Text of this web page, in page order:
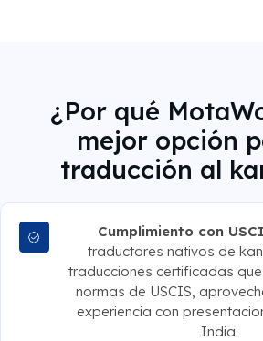
¿Por qué
mejor opción
traducción al
Cumplimiento con
traductores nativos de
traducciones certificadas
normas de USCIS,
experiencia con
India.